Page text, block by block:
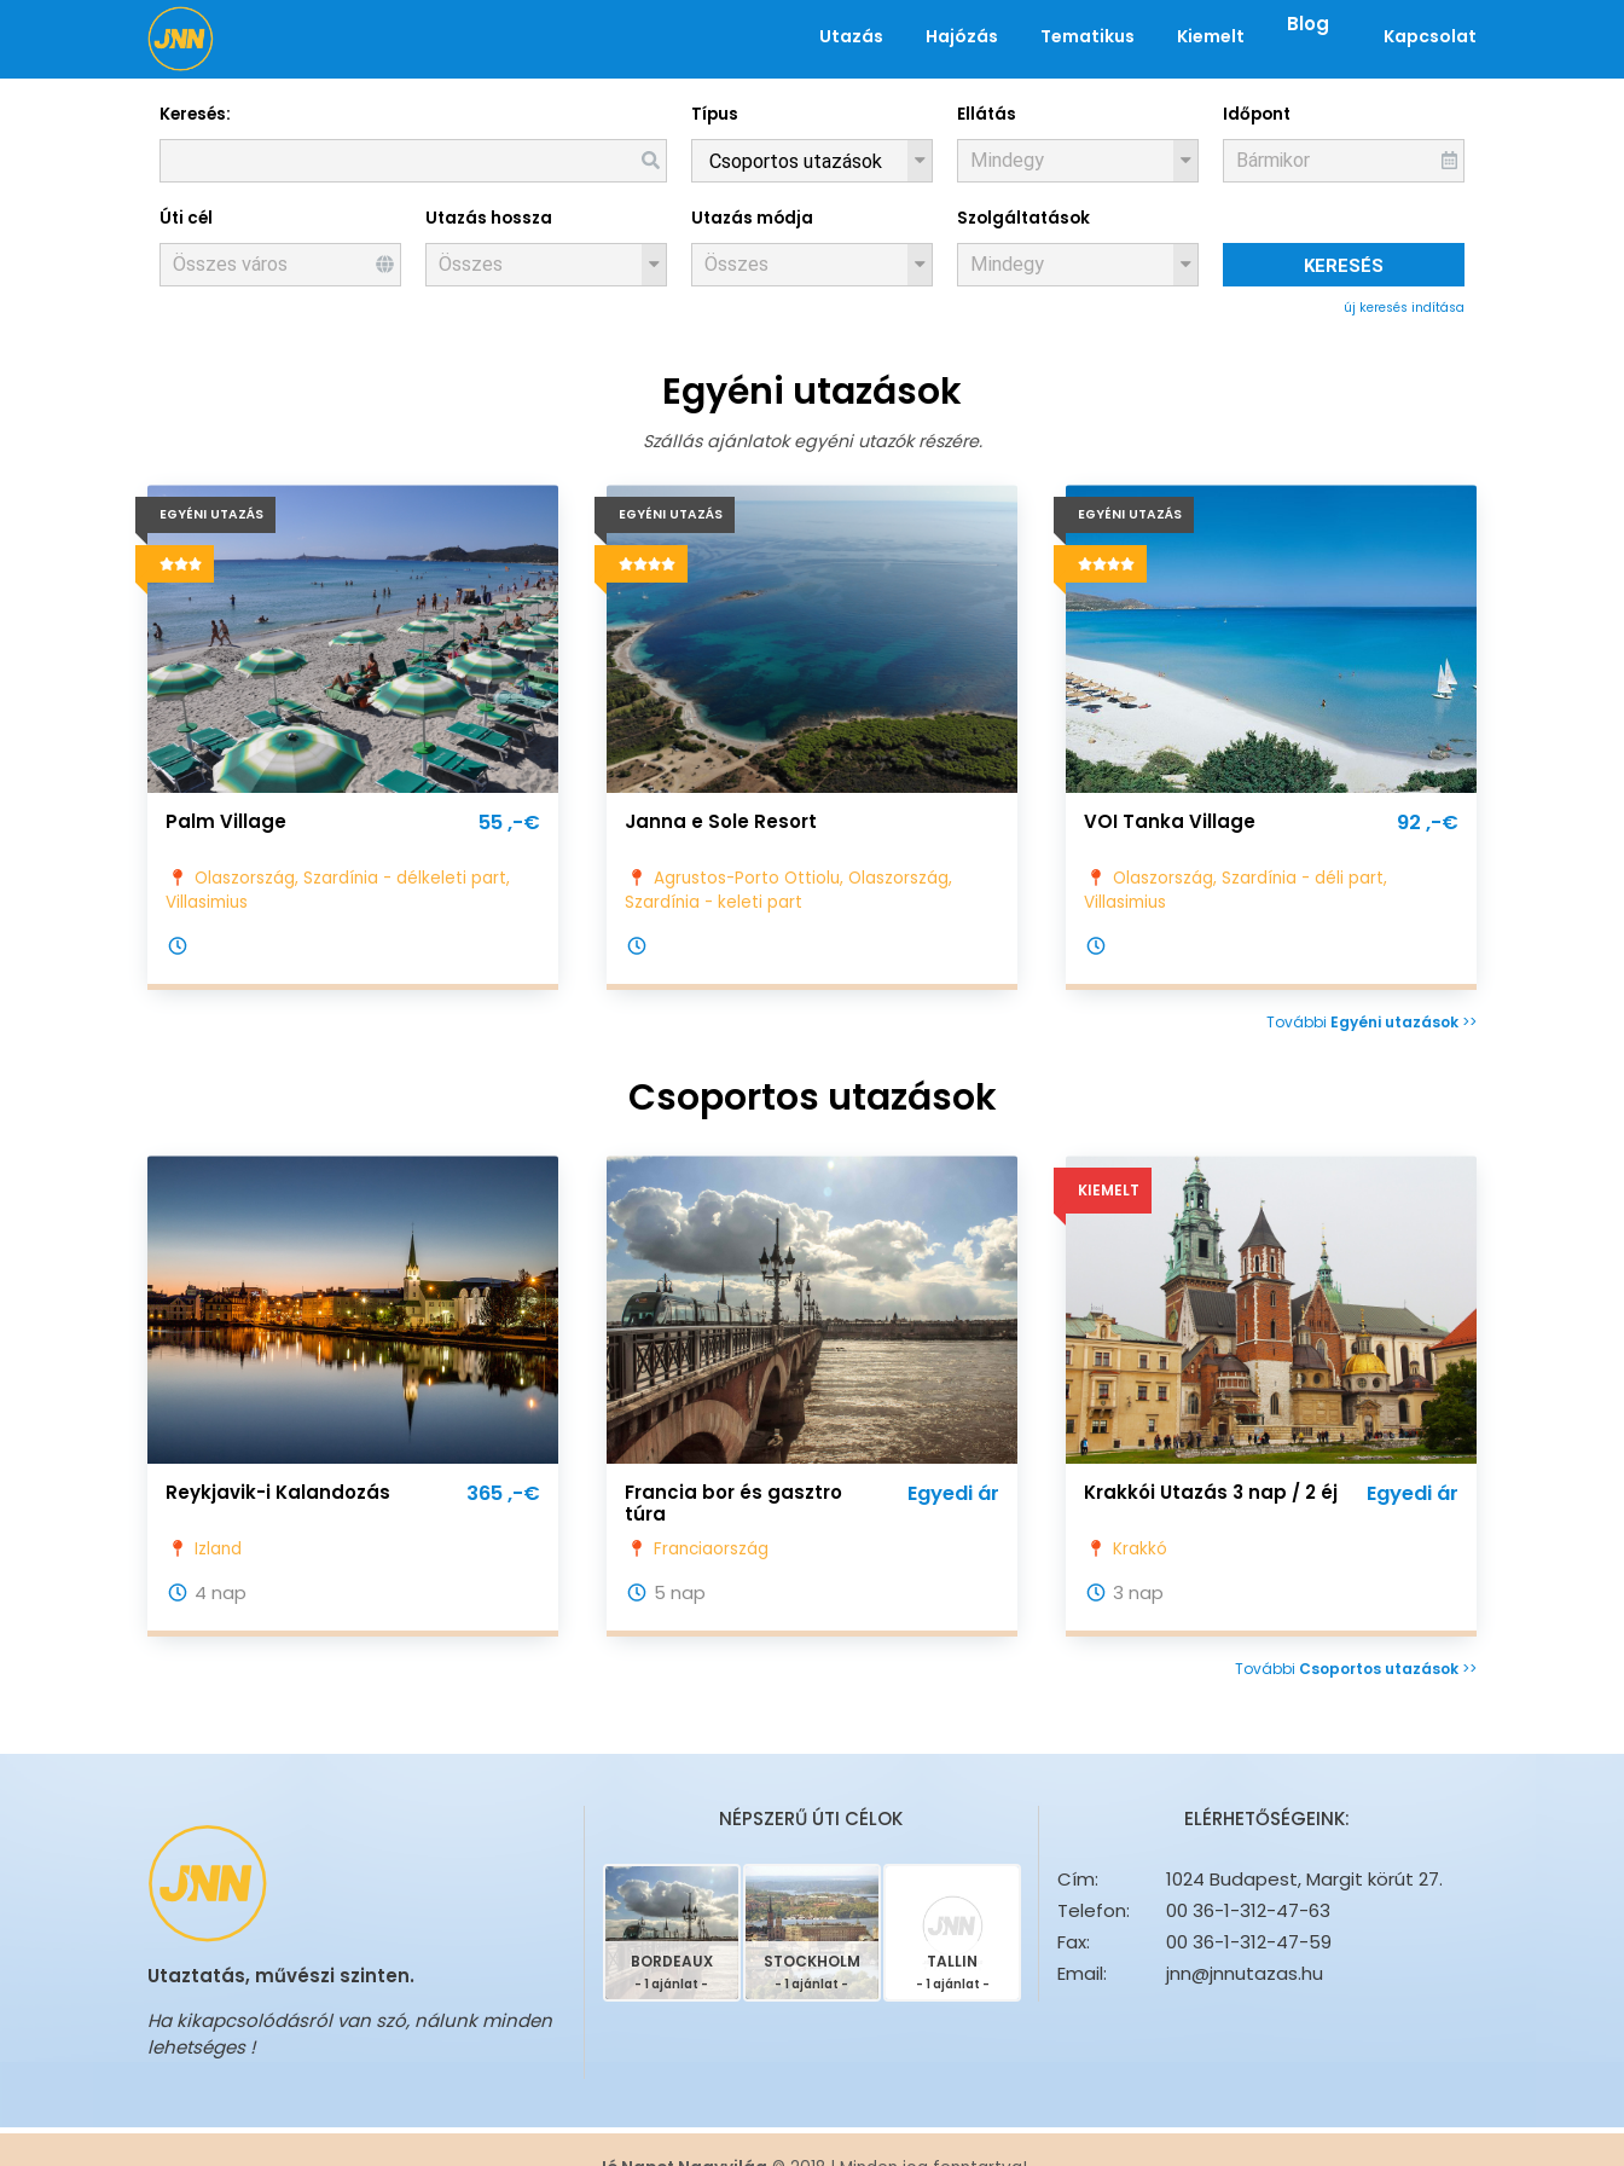
Utazás Hajózás Tematikus Kiemelt Blog Kapcsolat
Utazások
Keresés: Típus Ellátás Időpont
Úti cél Utazás hossza Utazás módja Szolgáltatások
KERESÉS
új keresés indítása
Egyéni utazások
Szállás ajánlatok egyéni utazók részére.
EGYÉNI UTAZÁS
Palm Village 55 ,-€
Olaszország, Szardínia - délkeleti part,
Villasimius
EGYÉNI UTAZÁS
Janna e Sole Resort
Agrustos-Porto Ottiolu, Olaszország,
Szardínia - keleti part
EGYÉNI UTAZÁS
VOI Tanka Village 92 ,-€
Olaszország, Szardínia - déli part,
Villasimius
További Egyéni utazások >>
Csoportos utazások
Reykjavik-i Kalandozás 365 ,-€
Izland
4 nap
Francia bor és gasztro
túra
Egyedi ár
Franciaország
5 nap
KIEMELT
Krakkói Utazás 3 nap / 2 éj Egyedi ár
Krakkó
3 nap
További Csoportos utazások >>
Utaztatás, művészi szinten.
Ha kikapcsolódásról van szó, nálunk minden
lehetséges !
NÉPSZERŰ ÚTI CÉLOK
BORDEAUX
- 1 ajánlat -
STOCKHOLM
- 1 ajánlat -
TALLIN
- 1 ajánlat -
ELÉRHETŐSÉGEINK:
Cím:
1024 Budapest, Margit körút 27.
Telefon:
00 36-1-312-47-63
Fax:
00 36-1-312-47-59
Email:
jnn@jnnutazas.hu